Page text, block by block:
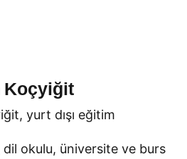
Koçyiğit
yurt dışı eğitim
dil okulu, üniversite ve burs